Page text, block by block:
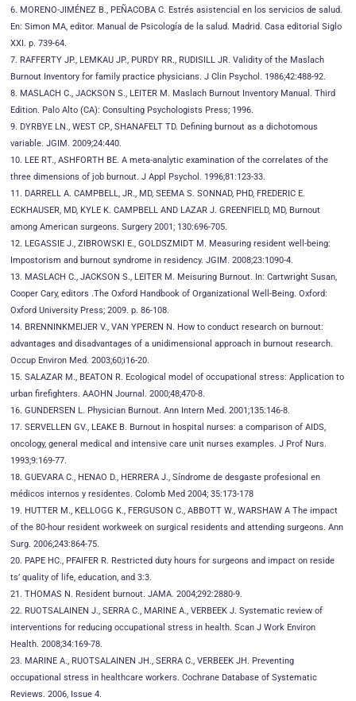
6. MORENO-JIMÉNEZ B., PEÑACOBA C. Estrés asistencial en los servicios de salud.
En: Simon MA, editor. Manual de Psicología de la salud. Madrid. Casa editorial Siglo
XXI. p. 739-64.
7. RAFFERTY JP., LEMKAU JP., PURDY RR., RUDISILL JR. Validity of the Maslach
Burnout Inventory for family practice physicians. J Clin Psychol. 1986;42:488-92.
8. MASLACH C., JACKSON S., LEITER M. Maslach Burnout Inventory Manual. Third
Edition. Palo Alto (CA): Consulting Psychologists Press; 1996.
9. DYRBYE LN., WEST CP., SHANAFELT TD. Defining burnout as a dichotomous
variable. JGIM. 2009;24:440.
10. LEE RT., ASHFORTH BE. A meta-analytic examination of the correlates of the
three dimensions of job burnout. J Appl Psychol. 1996;81:123-33.
11. DARRELL A. CAMPBELL, JR., MD, SEEMA S. SONNAD, PHD, FREDERIC E.
ECKHAUSER, MD, KYLE K. CAMPBELL AND LAZAR J. GREENFIELD, MD, Burnout
among American surgeons. Surgery 2001; 130:696-705.
12. LEGASSIE J., ZIBROWSKI E., GOLDSZMIDT M. Measuring resident well-being:
Impostorism and burnout syndrome in residency. JGIM. 2008;23:1090-4.
13. MASLACH C., JACKSON S., LEITER M. Meisuring Burnout. In: Cartwright Susan,
Cooper Cary, editors .The Oxford Handbook of Organizational Well-Being. Oxford:
Oxford University Press; 2009. p. 86-108.
14. BRENNINKMEIJER V., VAN YPEREN N. How to conduct research on burnout:
advantages and disadvantages of a unidimensional approach in burnout research.
Occup Environ Med. 2003;60;i16-20.
15. SALAZAR M., BEATON R. Ecological model of occupational stress: Application to
urban firefighters. AAOHN Journal. 2000;48;470-8.
16. GUNDERSEN L. Physician Burnout. Ann Intern Med. 2001;135:146-8.
17. SERVELLEN GV., LEAKE B. Burnout in hospital nurses: a comparison of AIDS,
oncology, general medical and intensive care unit nurses examples. J Prof Nurs.
1993;9:169-77.
18. GUEVARA C., HENAO D., HERRERA J., Síndrome de desgaste profesional en
médicos internos y residentes. Colomb Med 2004; 35:173-178
19. HUTTER M., KELLOGG K., FERGUSON C., ABBOTT W., WARSHAW A The impact
of the 80-hour resident workweek on surgical residents and attending surgeons. Ann
Surg. 2006;243:864-75.
20. PAPE HC., PFAIFER R. Restricted duty hours for surgeons and impact on reside
ts’ quality of life, education, and 3:3.
21. THOMAS N. Resident burnout. JAMA. 2004;292:2880-9.
22. RUOTSALAINEN J., SERRA C., MARINE A., VERBEEK J. Systematic review of
interventions for reducing occupational stress in health. Scan J Work Environ
Health. 2008;34:169-78.
23. MARINE A., RUOTSALAINEN JH., SERRA C., VERBEEK JH. Preventing
occupational stress in healthcare workers. Cochrane Database of Systematic
Reviews. 2006, Issue 4.